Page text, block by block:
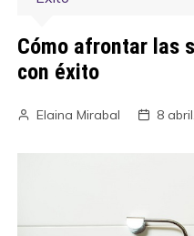
Cómo afrontar las
con éxito
Elaina Mirabal 8